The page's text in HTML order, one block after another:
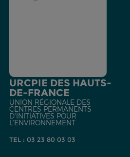
URCPIE DES HAUTS-
DE-FRANCE
UNION RÉGIONALE DES
CENTRES PERMANENTS
D'INITIATIVES POUR
L'ENVIRONNEMENT
TEL : 03 23 80 03 03